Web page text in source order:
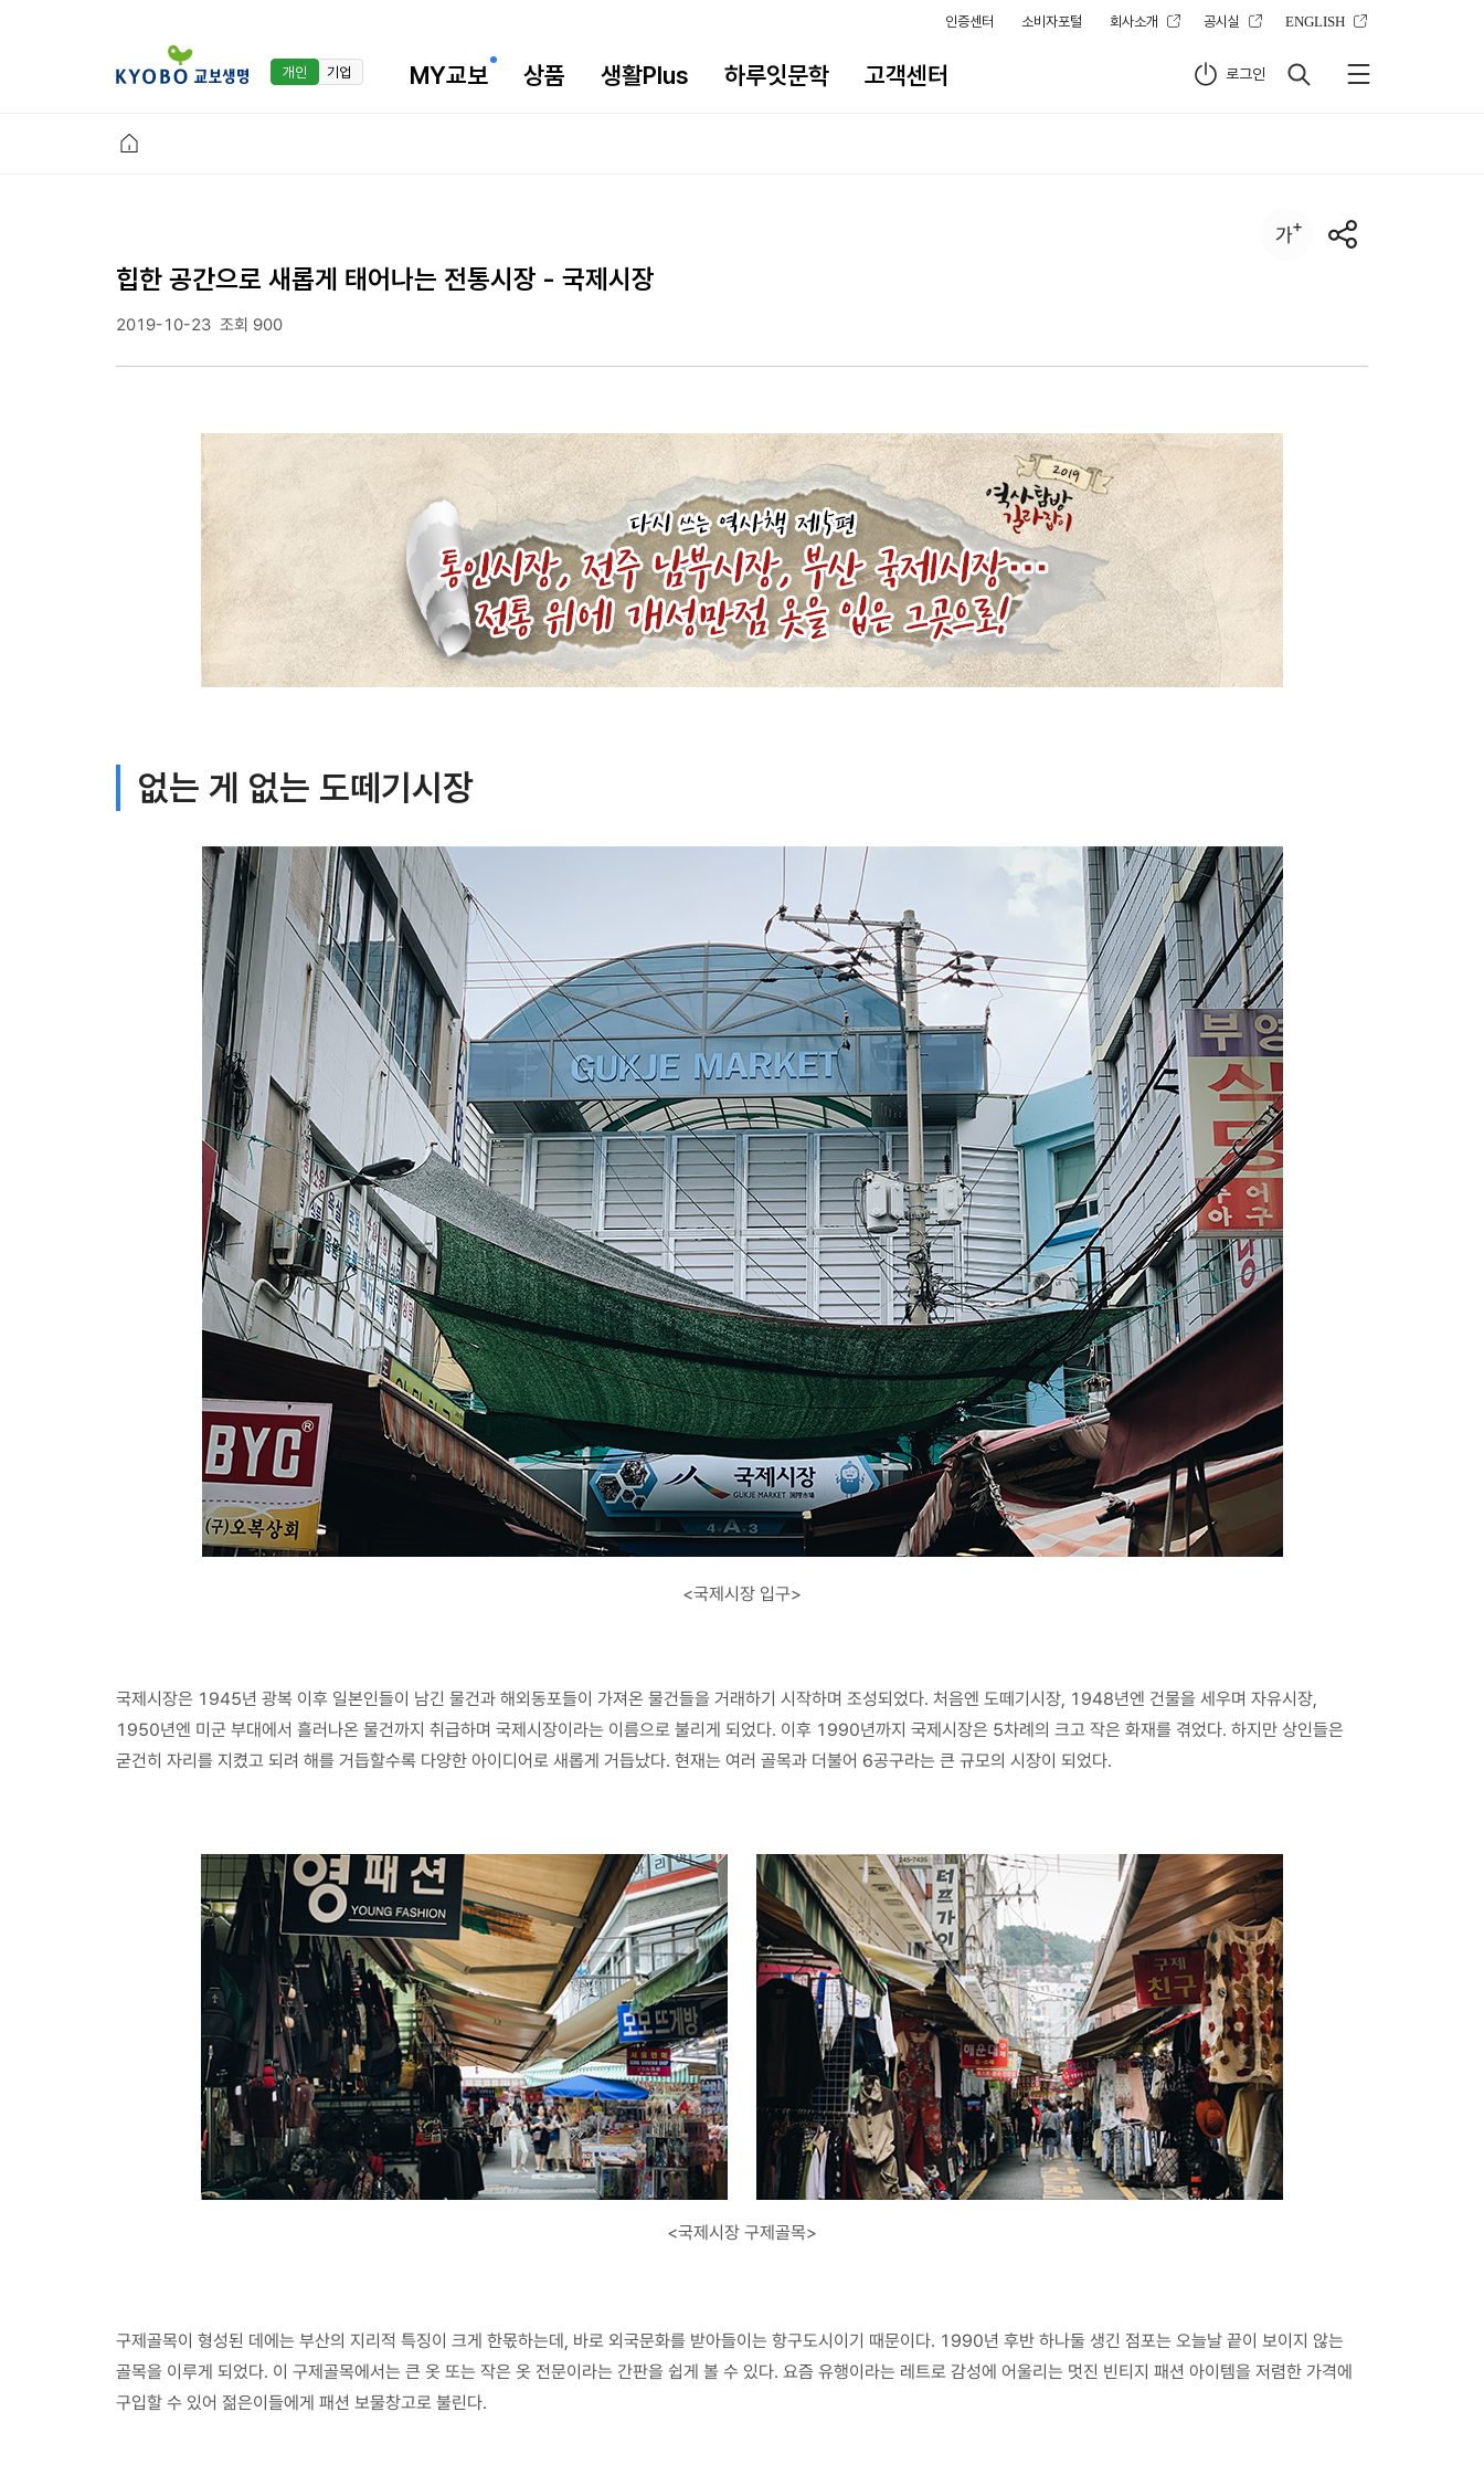
인증센터 소비자포털 회사소개 공시실 ENGLISH
개인 기업 MY교보 상품 생활Plus 하루잇문학 고객센터 로그인
힙한 공간으로 새롭게 태어나는 전통시장 - 국제시장
2019-10-23 조회 900
없는 게 없는 도떼기시장
<국제시장 입구>
국제시장은 1945년 광복 이후 일본인들이 남긴 물건과 해외동포들이 가져온 물건들을 거래하기 시작하며 조성되었다. 처음엔 도떼기시장, 1948년엔 건물을 세우며 자유시장,
1950년엔 미군 부대에서 흘러나온 물건까지 취급하며 국제시장이라는 이름으로 불리게 되었다. 이후 1990년까지 국제시장은 5차례의 크고 작은 화재를 겪었다. 하지만 상인들은
굳건히 자리를 지켰고 되려 해를 거듭할수록 다양한 아이디어로 새롭게 거듭났다. 현재는 여러 골목과 더불어 6공구라는 큰 규모의 시장이 되었다.
<국제시장 구제골목>
구제골목이 형성된 데에는 부산의 지리적 특징이 크게 한몫하는데, 바로 외국문화를 받아들이는 항구도시이기 때문이다. 1990년 후반 하나둘 생긴 점포는 오늘날 끝이 보이지 않는
골목을 이루게 되었다. 이 구제골목에서는 큰 옷 또는 작은 옷 전문이라는 간판을 쉽게 볼 수 있다. 요즘 유행이라는 레트로 감성에 어울리는 멋진 빈티지 패션 아이템을 저렴한 가격에
구입할 수 있어 젊은이들에게 패션 보물창고로 불린다.